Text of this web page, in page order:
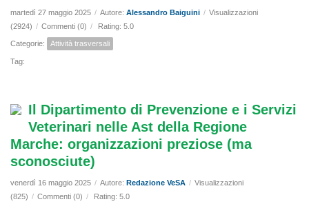
martedì 27 maggio 2025 / Autore: Alessandro Baiguini / Visualizzazioni
(2924) / Commenti (0) / Rating: 5.0
Categorie: Attività trasversali
Tag:
Il Dipartimento di Prevenzione e i Servizi
Veterinari nelle Ast della Regione
Marche: organizzazioni preziose (ma
sconosciute)
venerdì 16 maggio 2025 / Autore: Redazione VeSA / Visualizzazioni
(825) / Commenti (0) / Rating: 5.0